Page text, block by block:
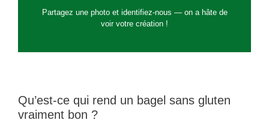
Partagez une photo et identifiez-nous — on a hâte de
voir votre création !
Qu’est-ce qui rend un bagel sans gluten
vraiment bon ?